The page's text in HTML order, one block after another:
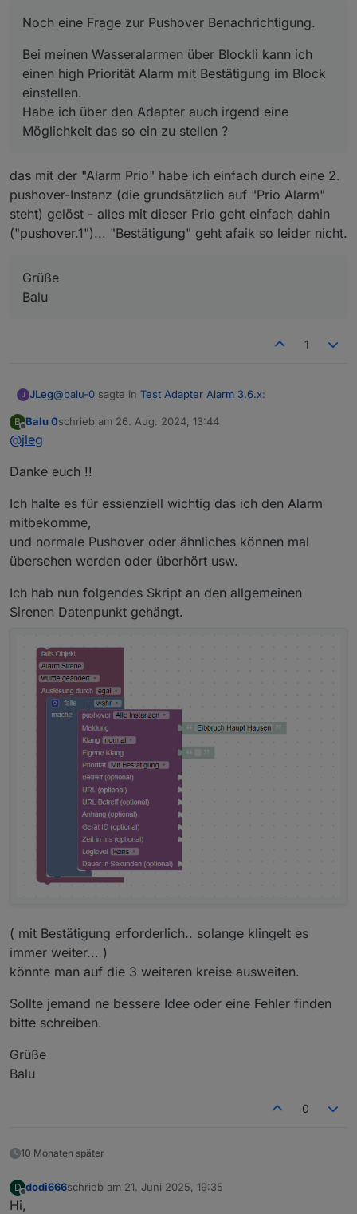
Noch eine Frage zur Pushover Benachrichtigung.
Bei meinen Wasseralarmen über Blockli kann ich
einen high Priorität Alarm mit Bestätigung im Block
einstellen.
Habe ich über den Adapter auch irgend eine
Möglichkeit das so ein zu stellen ?
das mit der "Alarm Prio" habe ich einfach durch eine 2.
pushover-Instanz (die grundsätzlich auf "Prio Alarm"
steht) gelöst - alles mit dieser Prio geht einfach dahin
("pushover.1")... "Bestätigung" geht afaik so leider nicht.
Grüße
Balu
1
JLeg@balu-0 sagte in Test Adapter Alarm 3.6.x:
Bei meinen Wasseralarmen über Blockli kann ich
einen high Priorität Alarm mit Bestätigung im Block
einstellen.
Habe ich über den Adapter auch irgend eine
Möglichkeit das so ein zu stellen ?
das mit der "Alarm Prio" habe ich einfach durch eine 2.
pushover-Instanz (die grundsätzlich auf "Prio Alarm"
steht) gelöst - alles mit dieser Prio geht einfach dahin
("pushover.1")... "Bestätigung" geht afaik so leider nicht.
Grüße
Balu
B
Offline
Balu 0schrieb am 26. Aug. 2024, 13:44
zuletzt editiert von
@jleg
Danke euch !!
Ich halte es für essienziell wichtig das ich den Alarm
mitbekomme,
und normale Pushover oder ähnliches können mal
übersehen werden oder überhört usw.
Ich hab nun folgendes Skript an den allgemeinen
Sirenen Datenpunkt gehängt.
( mit Bestätigung erforderlich.. solange klingelt es
immer weiter... )
könnte man auf die 3 weiteren kreise ausweiten.
Sollte jemand ne bessere Idee oder eine Fehler finden
bitte schreiben.
Grüße
Balu
0
10 Monaten später
D
Offline
dodi666schrieb am 21. Juni 2025, 19:35
zuletzt editiert von
Hi,